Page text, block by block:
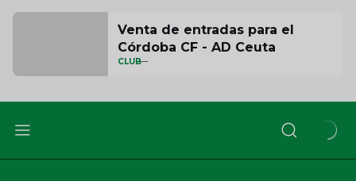
Venta de entradas para el
Córdoba CF - AD Ceuta
CLUB